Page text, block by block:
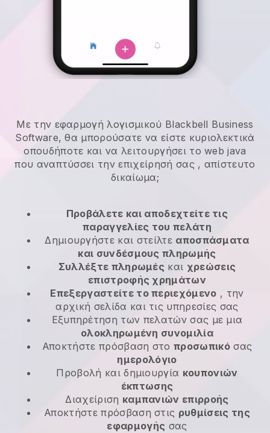
Με την εφαρμογή λογισμικού Blackbell Business
Software, θα μπορούσατε να είστε κυριολεκτικά
οπουδήποτε καινα λειτουργήσει το web java
που αναπτύσσει την επιχείρησή σας , απίστευτο
δικαίωμα;
Προβάλετε και αποδεχτείτε τις
παραγγελίες του πελάτη
Δημιουργήστε και στείλτε αποσπάσματα
και συνδέσμους πληρωμής
Συλλέξτε πληρωμές και χρεώσεις
επιστροφής χρημάτων
Επεξεργαστείτε το περιεχόμενο , την
αρχική σελίδα και τις υπηρεσίες σας
Εξυπηρέτηση των πελατών σας με μια
ολοκληρωμένη συνομιλία
Αποκτήστε πρόσβαση στοπροσωπικόσας
ημερολόγιο
Προβολή και δημιουργία κουπονιών
έκπτωσης
Διαχείριση καμπανιών επιρροής
Αποκτήστε πρόσβαση στις ρυθμίσεις της
εφαρμογής σας